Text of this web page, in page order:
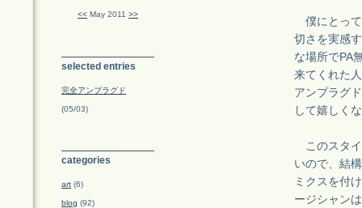
僕にとって
切さを実感
な場所でPA
来てくれた
アンプラグ
して嬉しく
このスタイ
いので、結
ミクスを付
ージシャン
<< May 2011 >>
selected entries
完全アンプラグド
(05/03)
categories
art (6)
blog (92)